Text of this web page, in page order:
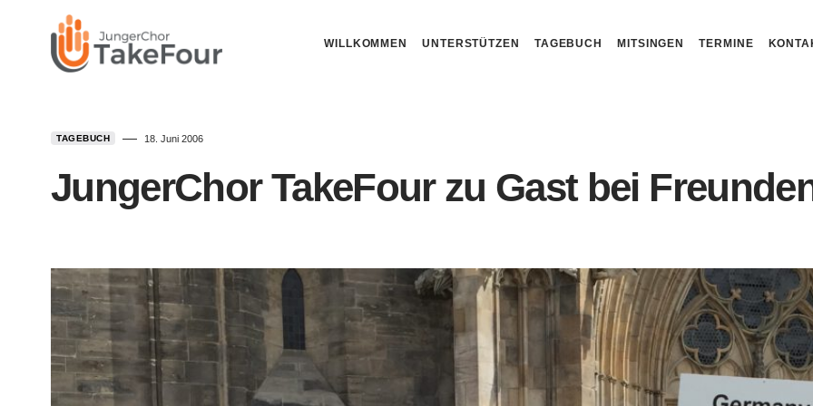
WILLKOMMEN UNTERSTÜTZEN TAGEBUCH MITSINGEN TERMINE
TAGEBUCH 18. Juni 2006
JungerChor TakeFour zu Gast bei